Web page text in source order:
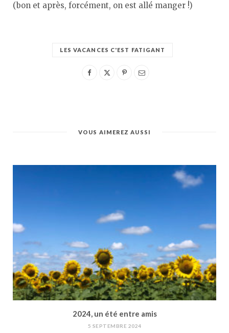
(bon et après, forcément, on est allé manger !)
LES VACANCES C'EST FATIGANT
VOUS AIMEREZ AUSSI
2024, un été entre amis
5 SEPTEMBRE 2024